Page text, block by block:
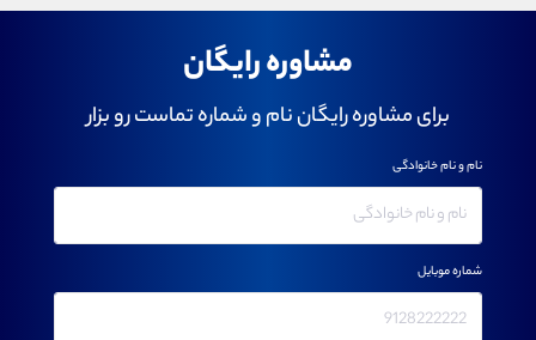
مشاوره رایگان
برای مشاوره رایگان نام و شماره تماست رو بزار
نام و نام خانوادگی
شماره موبایل